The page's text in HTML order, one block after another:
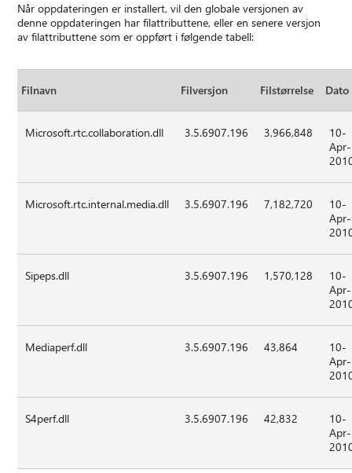
Når oppdateringen er installert, vil den globale versjonen av
denne oppdateringen har filattributtene, eller en senere versjon
av filattributtene som er oppført i følgende tabell:
Filnavn Filversjon Filstørrelse Dato
Microsoft.rtc.collaboration.dll 3.5.6907.196 3,966,848
10-
Apr-
Microsoft.rtc.internal.media.dll 3.5.6907.196 7,182,720
10-
Apr-
Sipeps.dll 3.5.6907.196 1,570,128
10-
Apr-
Mediaperf.dll 3.5.6907.196 43,864
10-
Apr-
S4perf.dll 3.5.6907.196 42,832
10-
Apr-